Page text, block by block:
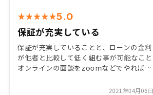
5.0
保証が充実している
保証が充実していることと、ローンの金利
が他者と比較して低く組む事が可能なこと
オンラインの面談をzoomなどでやればい
2021年04月06日